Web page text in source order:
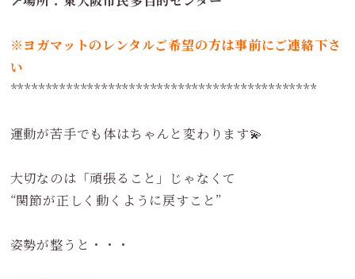
※ヨガマットのレンタルご希望の方は事前にご連絡下さ
い
********************************************
運動が苦手でも体はちゃんと変わります💫
大切なのは「頑張ること」じゃなくて
“関節が正しく動くように戻すこと”
姿勢が整うと・・・